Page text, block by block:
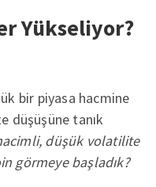
Yükseliyor?
bir piyasa hacmine
düşüşüne tanık
düşük volatilite
görmeye başladık?